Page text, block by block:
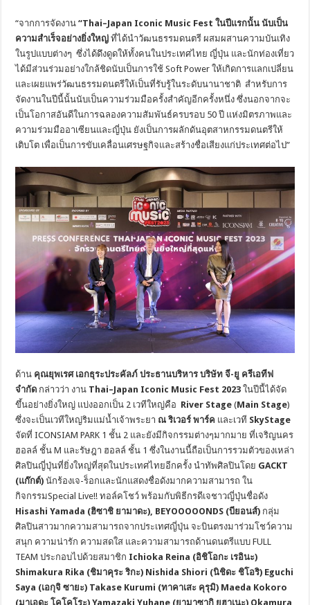
“จากการจัดงาน“Thai–Japan Iconic Music Festในปีแรกนั้น นับเป็น
ความสำเร็จอย่างยิ่งใหญ่ที่ได้นำวัฒนธรรมดนตรี ผสมผสานความบันเทิง
ในรูปแบบต่างๆ ซึ่งได้ดึงดูดให้ทั้งคนในประเทศไทย ญี่ปุ่น และนักท่องเที่ยว
ได้มีส่วนร่วมอย่างใกล้ชิดนับเป็นการใช้ Soft Power ให้เกิดการแลกเปลี่ยน
และเผยแพร่วัฒนธรรมดนตรีให้เป็นที่รับรู้ในระดับนานาชาติ สำหรับการ
จัดงานในปีนี้นั้นนับเป็นความร่วมมือครั้งสำคัญอีกครั้งหนึ่ง ซึ่งนอกจากจะ
เป็นโอกาสอันดีในการฉลองความสัมพันธ์ครบรอบ 50 ปี แห่งมิตรภาพและ
ความร่วมมืออาเซียนและญี่ปุ่น ยังเป็นการผลักดันอุตสาหกรรมดนตรีให้
เติบโต เพื่อเป็นการขับเคลื่อนเศรษฐกิจและสร้างชื่อเสียงแก่ประเทศต่อไป”
ด้าน คุณยุพเรศ เอกธุระประคัลภ์ ประธานบริหาร บริษัท จี-ยู ครีเอทีฟ
จำกัด กล่าวว่า งาน Thai–Japan Iconic Music Fest 2023 ในปีนี้ได้จัด
ขึ้นอย่างยิ่งใหญ่ แบ่งออกเป็น 2 เวทีใหญ่คือ River Stage (Main Stage)
ซึ่งจะเป็นเวทีใหญ่ริมแม่น้ำเจ้าพระยา ณ ริเวอร์ พาร์ค และเวที SkyStage
จัดที่ ICONSIAM PARK 1 ชั้น 2 และยังมีกิจกรรมต่างๆมากมาย ที่เจริญนคร
ฮอลล์ ชั้น M และรัษฎา ฮอลล์ ชั้น 1 ซึ่งในงานนี้ถือเป็นการรวมตัวของเหล่า
ศิลปินญี่ปุ่นที่ยิ่งใหญ่ที่สุดในประเทศไทยอีกครั้ง นำทัพศิลปินโดย GACKT
(แก๊กต์)นักร้องเจ-ร็อกและนักแสดงชื่อดังมากความสามารถ ใน
กิจกรรมSpecial Live!! ทอล์คโชว์ พร้อมกับพิธีกรดีเจชาวญี่ปุ่นชื่อดัง
Hisashi Yamada (ฮิซาชิ ยามาดะ), BEYOOOOONDS (บียอนส์) กลุ่ม
ศิลปินสาวมากความสามารถจากประเทศญี่ปุ่น จะบินตรงมาร่วมโชว์ความ
สนุก ความน่ารัก ความสดใส และความสามารถด้านดนตรีแบบ FULL
TEAM ประกอบไปด้วยสมาชิก Ichioka Reina (อิชิโอกะ เรอินะ)
Shimakura Rika (ชิมาคุระ ริกะ) Nishida Shiori (นิชิดะ ชิโอริ) Eguchi
Saya (เอกุจิ ซายะ) Takase Kurumi (ทาคาเสะ คุรุมิ) Maeda Kokoro
(มาเอดะ โคโคโระ) Yamazaki Yuhane (ยามาซากิ ยูฮาเนะ) Okamura